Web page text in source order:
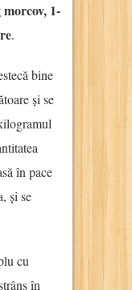
morcov, 1-
.
bine
și se
în pace
și se
cu
în